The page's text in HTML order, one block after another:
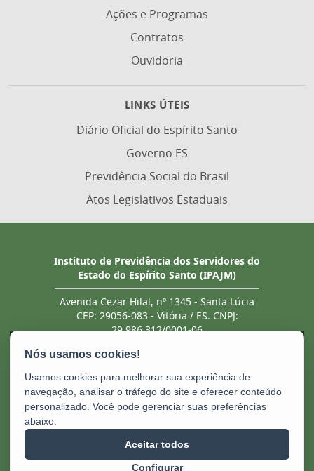
Ações e Programas
Contratos
Ouvidoria
LINKS ÚTEIS
Diário Oficial do Espírito Santo
Governo ES
Previdência Social do Brasil
Atos Legislativos Estaduais
Instituto de Previdência dos Servidores do
Estado do Espírito Santo (IPAJM)
Avenida Cezar Hilal, nº 1345 - Santa Lúcia
CEP: 29056-083 - Vitória / ES. CNPJ:
29.986.312/0001-06
de telefones fixo e celular). Atendimento
presencial deve ser previamente agendado.
E-mail:
ipajm@ipajm.es.gov.br
Usamos cookies para melhorar sua experiência de
navegação, analisar o tráfego do site e oferecer conteúdo
personalizado. Você pode gerenciar suas preferências
abaixo.
Configurar
Aceitar todos